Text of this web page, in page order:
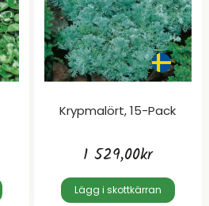
Krypmalört, 15-Pack
1 529,00kr
Lägg i skottkärran